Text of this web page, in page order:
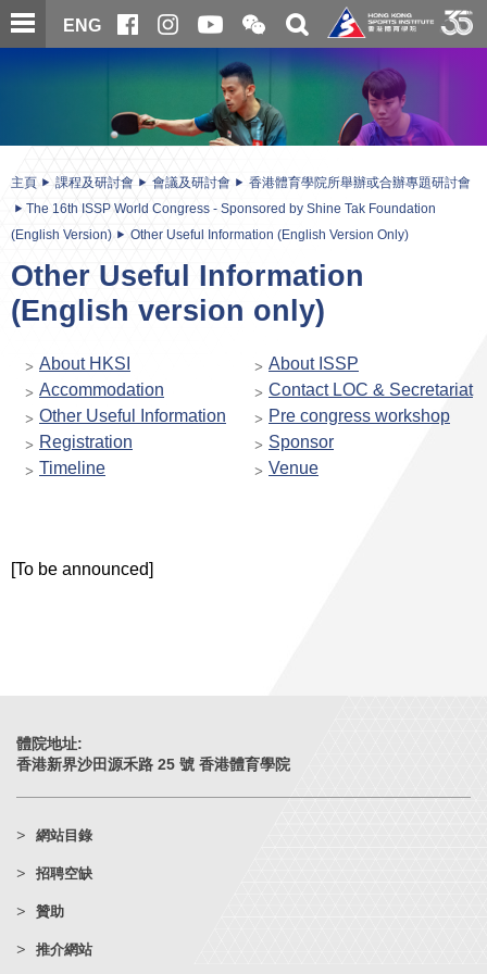
跳
至
ENG
開
合
信
二
維
碼
關
搜
主頁 課程及研討會 會議及研討會
香港體育學院所舉辦或合辦專題研討會
The 16th ISSP World Congress - Sponsored by Shine Tak Foundation
(English Version)
Other Useful Information (English Version Only)
Other Useful Information
(English version only)
About HKSI
About ISSP
Accommodation
Contact LOC & Secretariat
Other Useful Information
Pre congress workshop
Registration
Sponsor
Timeline
Venue
[To be announced]
體院地址:
香港新界沙田源禾路 25 號 香港體育學院
網站目錄
招聘空缺
贊助
推介網站